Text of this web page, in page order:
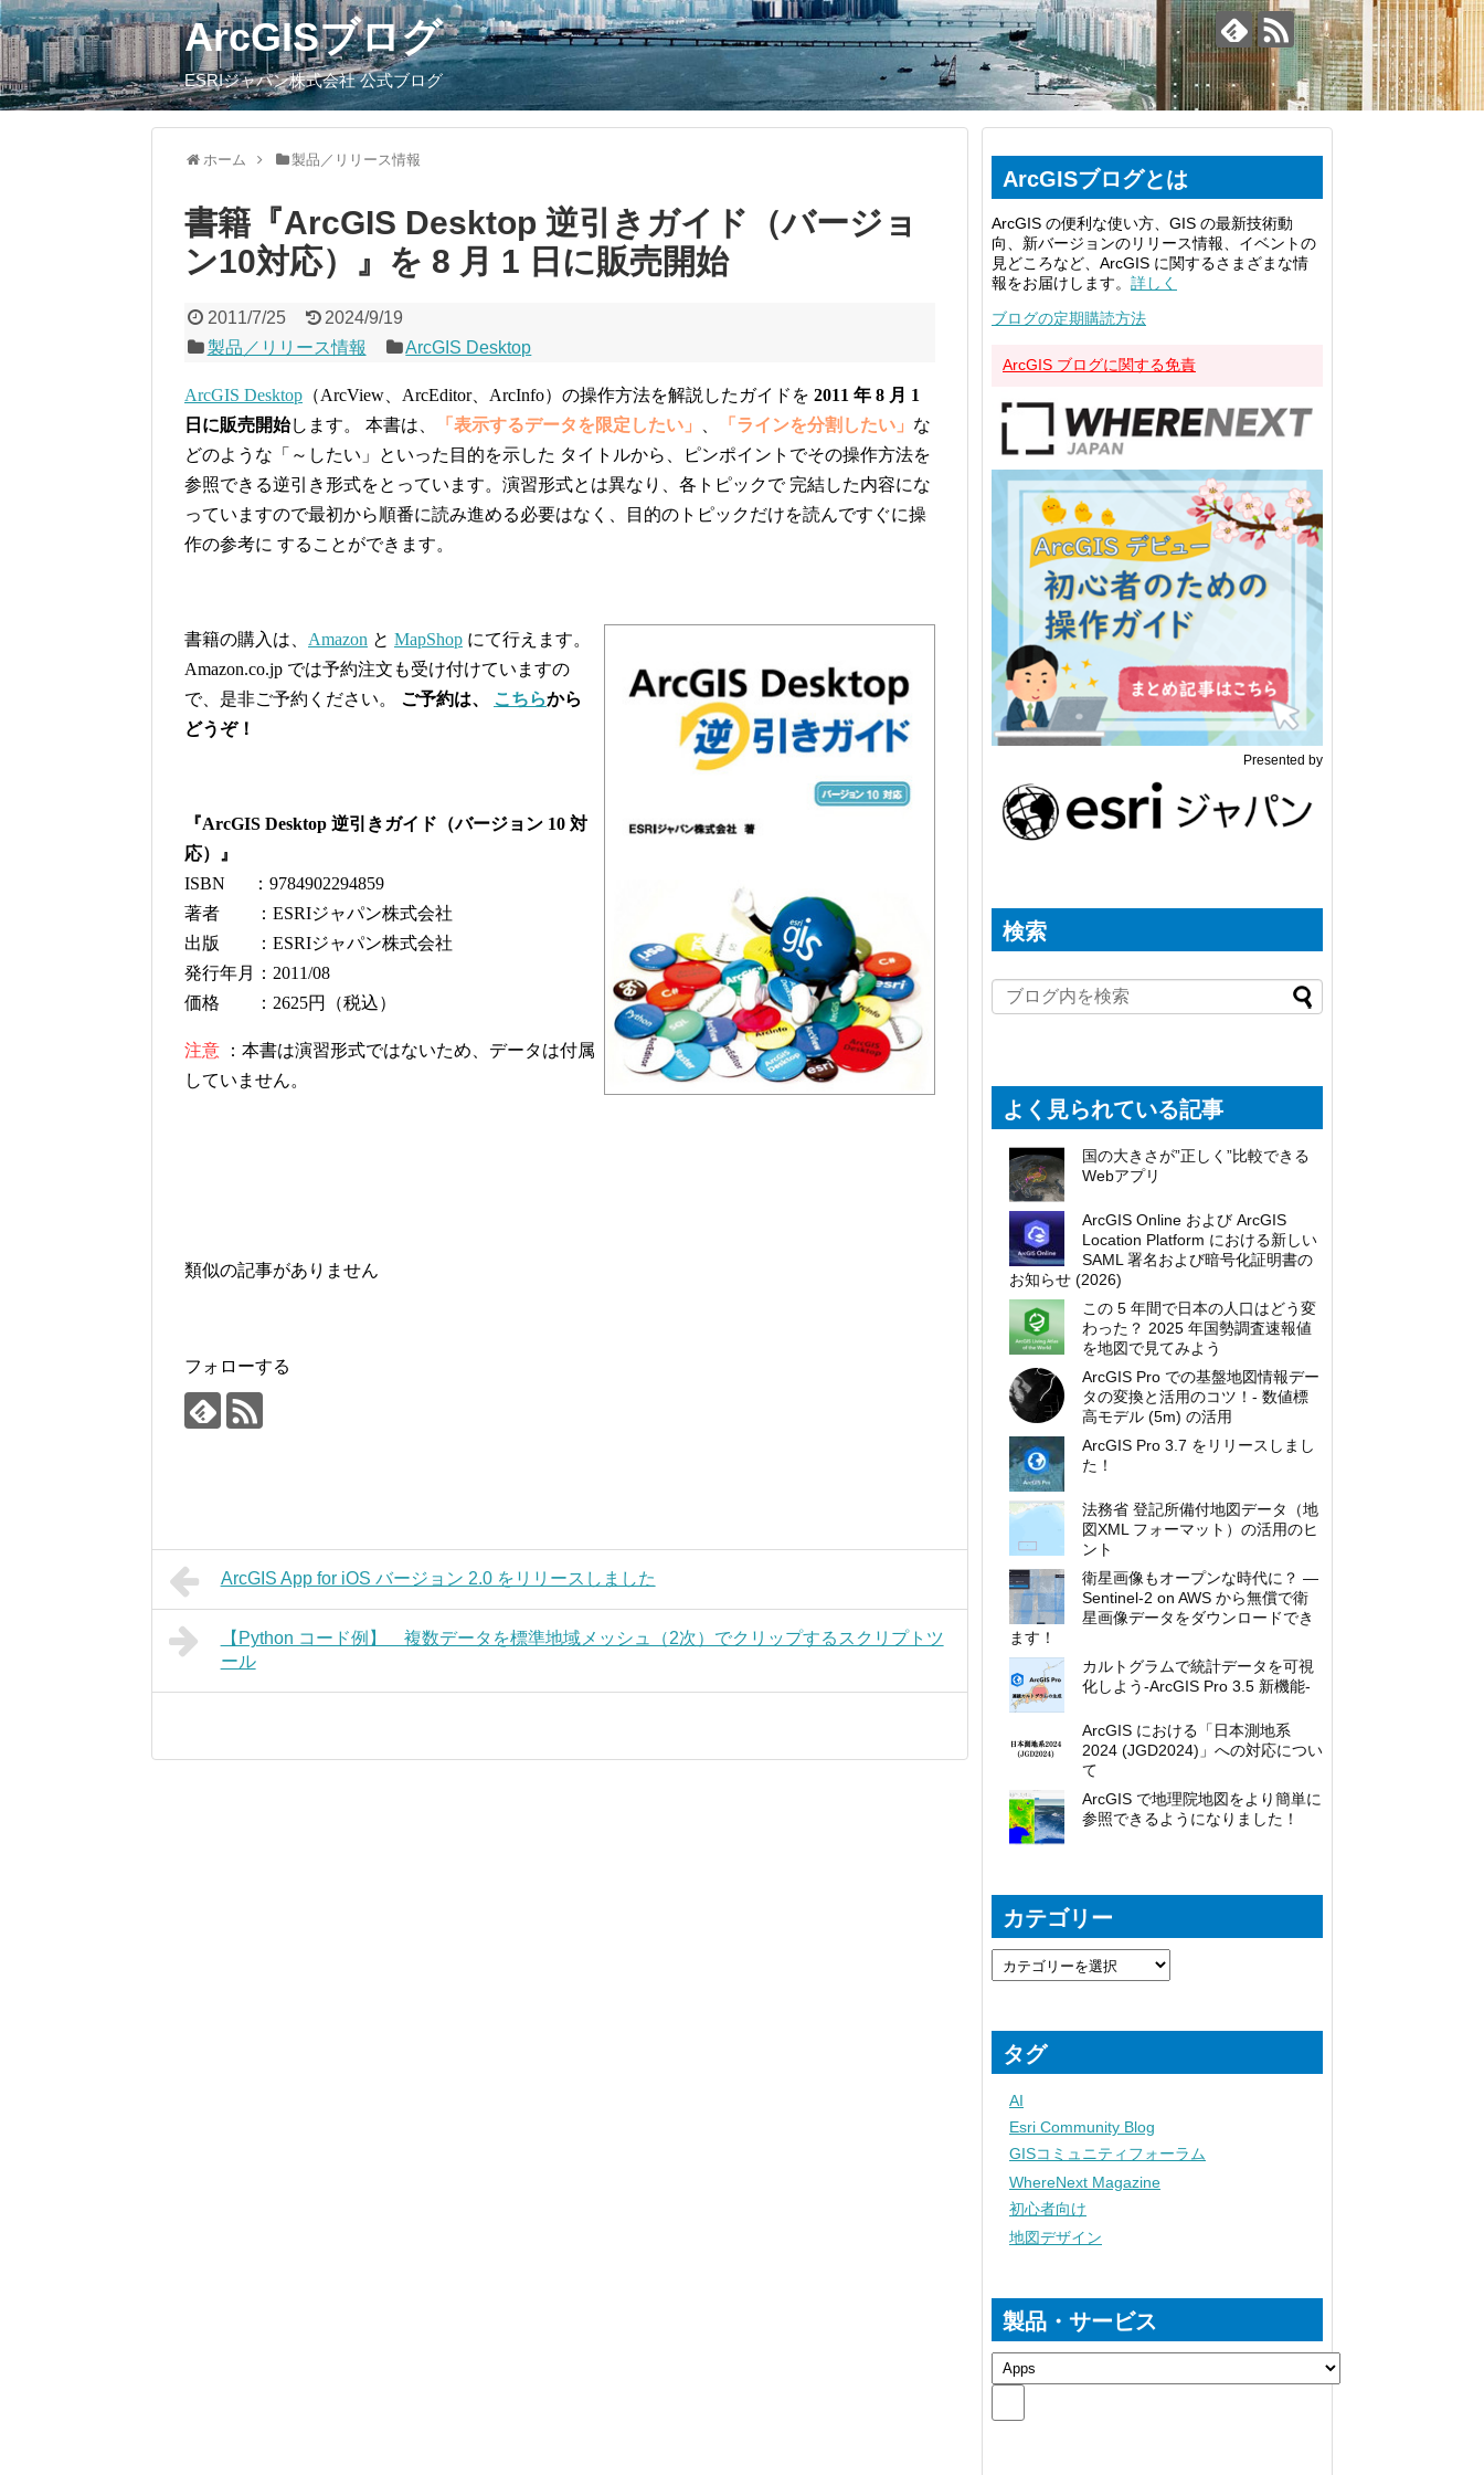
ArcGISブログ
ESRIジャパン株式会社 公式ブログ
ホーム 製品／リリース情報
書籍『ArcGIS Desktop 逆引きガイド（バージョ
ン10対応）』を 8 月 1 日に販売開始
2011/7/25
2024/9/19
製品／リリース情報
ArcGIS Desktop
ArcGIS Desktop （ArcView、ArcEditor、ArcInfo）の操作方法を解説したガイドを 2011 年 8 月 1
日に販売開始します。 本書は、 「表示するデータを限定したい」 「ラインを分割したい」 な
どのような「～したい」といった目的を示した タイトルから、ピンポイントでその操作方法を
参照できる逆引き形式をとっています。演習形式とは異なり、各トピックで 完結した内容にな
っていますので最初から順番に読み進める必要はなく、目的のトピックだけを読んですぐに操
作の参考に することができます。
書籍の購入は、 Amazon と MapShop にて行えます。
Amazon.co.jp では予約注文も受け付けていますの
で、是非ご予約ください。 ご予約は、 こちらから
どうぞ！
『ArcGIS Desktop 逆引きガイド（バージョン 10 対
応）』
ISBN ：9784902294859
著者 ：ESRIジャパン株式会社
出版 ：ESRIジャパン株式会社
発行年月：2011/08
価格 ：2625円（税込）
注意 ：本書は演習形式ではないため、データは付属
していません。
類似の記事がありません
フォローする
ArcGIS App for iOS バージョン 2.0 をリリースしました
【Python コード例】 複数データを標準地域メッシュ（2次）でクリップするスクリプトツ
ール
ArcGISブログとは
ArcGIS の便利な使い方、GIS の最新技術動
向、新バージョンのリリース情報、イベントの
見どころなど、ArcGIS に関するさまざまな情
報をお届けします。 詳しく
ブログの定期購読方法
ArcGIS ブログに関する免責
Presented by
検索
よく見られている記事
国の大きさが”正しく”比較できる
Webアプリ
ArcGIS Online および ArcGIS
Location Platform における新しい
SAML 署名および暗号化証明書の
お知らせ (2026)
この 5 年間で日本の人口はどう変
わった？ 2025 年国勢調査速報値
を地図で見てみよう
ArcGIS Pro での基盤地図情報デー
タの変換と活用のコツ！- 数値標
高モデル (5m) の活用
ArcGIS Pro 3.7 をリリースしまし
た！
法務省 登記所備付地図データ（地
図XML フォーマット）の活用のヒ
ント
衛星画像もオープンな時代に？ ―
Sentinel-2 on AWS から無償で衛
星画像データをダウンロードでき
ます！
カルトグラムで統計データを可視
化しよう-ArcGIS Pro 3.5 新機能-
ArcGIS における「日本測地系
2024 (JGD2024)」への対応につい
て
ArcGIS で地理院地図をより簡単に
参照できるようになりました！
カテゴリー
タグ
AI
Esri Community Blog
GISコミュニティフォーラム
WhereNext Magazine
初心者向け
地図デザイン
製品・サービス